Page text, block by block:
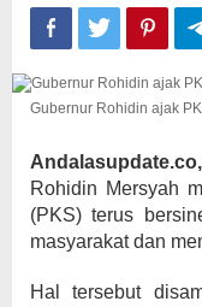
Gubernur Rohidin ajak
Rohidin Mersyah
(PKS) terus
masyarakat dan
Hal tersebut